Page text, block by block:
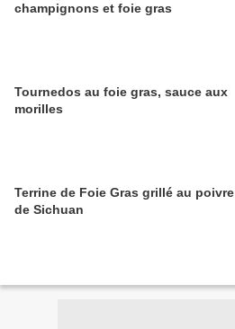
champignons et foie gras
Tournedos au foie gras, sauce aux
morilles
Terrine de Foie Gras grillé au poivre
de Sichuan